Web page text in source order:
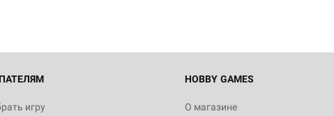
игру
HOBBY GAMES
О магазине